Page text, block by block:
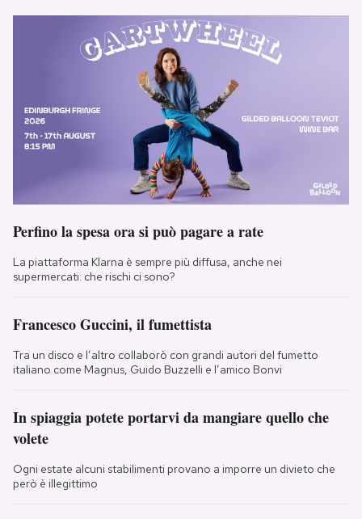
Perfino la spesa ora si può pagare a rate
La piattaforma Klarna è sempre più diffusa, anche nei
supermercati: che rischi ci sono?
Francesco Guccini, il fumettista
Tra un disco e l’altro collaborò con grandi autori del fumetto
italiano come Magnus, Guido Buzzelli e l’amico Bonvi
In spiaggia potete portarvi da mangiare quello che
volete
Ogni estate alcuni stabilimenti provano a imporre un divieto che
però è illegittimo